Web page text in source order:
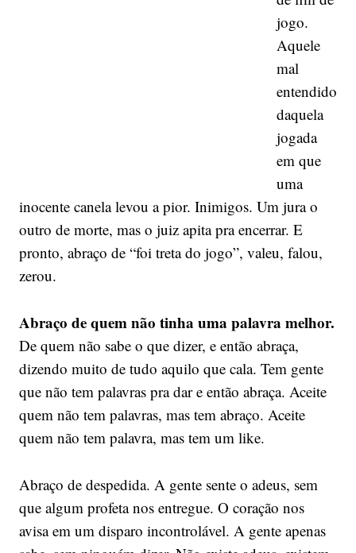
jogo.
Aquele
mal
entendido
daquela
jogada
em que
uma
inocente canela levou a pior. Inimigos. Um jura o
outro de morte, mas o juiz apita pra encerrar. E
pronto, abraço de “foi treta do jogo”, valeu, falou,
zerou.
Abraço de quem não tinha uma palavra melhor.
De quem não sabe o que dizer, e então abraça,
dizendo muito de tudo aquilo que cala. Tem gente
que não tem palavras pra dar e então abraça. Aceite
quem não tem palavras, mas tem abraço. Aceite
quem não tem palavra, mas tem um like.
Abraço de despedida. A gente sente o adeus, sem
que algum profeta nos entregue. O coração nos
avisa em um disparo incontrolável. A gente apenas